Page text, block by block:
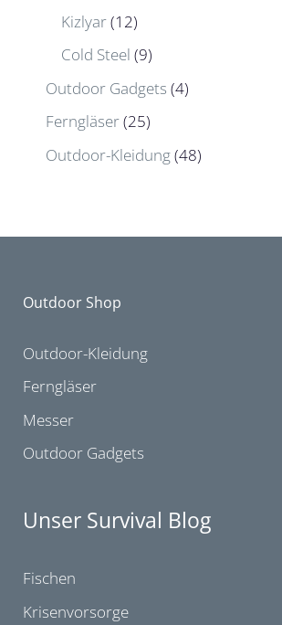
Kizlyar(12)
Cold Steel (9)
Outdoor Gadgets (4)
Ferngläser(25)
Outdoor-Kleidung(48)
Outdoor Shop
Outdoor-Kleidung
Ferngläser
Messer
Outdoor Gadgets
Unser Survival Blog
Fischen
Krisenvorsorge